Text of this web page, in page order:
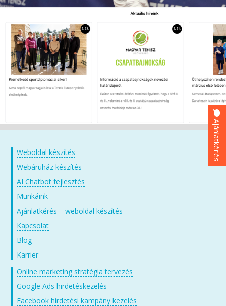
Weboldal készítés
Webáruház készítés
AI Chatbot fejlesztés
Munkáink
Ajánlatkérés – weboldal készítés
Kapcsolat
Blog
Karrier
Online marketing stratégia tervezés
Google Ads hirdetéskezelés
Facebook hirdetési kampány kezelés
Ajánlatkérés